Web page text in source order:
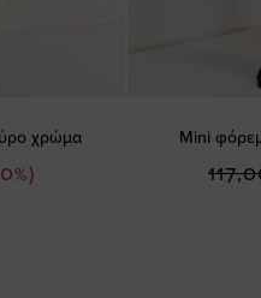
χρώμα Mini